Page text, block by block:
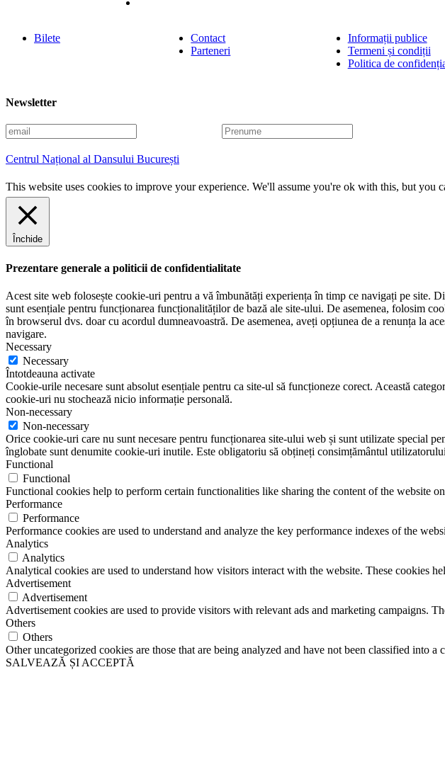
Bilete
Contact
Parteneri
Informații publice
Termeni și condiții
Politica de
Newsletter
E
m
a
i
l
P
r
u
m
Centrul Național al Dansului București
This website uses cookies to improve your experience. We'll assume you're ok with this, but you
Închide
Prezentare generale a politicii de confidentialitate
Acest site web folosește cookie-uri pentru a vă îmbunătăți experiența în timp ce navigați pe site.
sunt esențiale pentru funcționarea funcționalităților de bază ale site-ului. De asemenea, folosim
în browserul dvs. doar cu acordul dumneavoastră. De asemenea, aveți opțiunea de a renunța la
navigare.
Necessary
Necessary
Întotdeauna activate
Cookie-urile necesare sunt absolut esențiale pentru ca site-ul să funcționeze corect. Această
cookie-uri nu stochează nicio informație personală.
Non-necessary
Non-necessary
Orice cookie-uri care nu sunt necesare pentru funcționarea site-ului web și sunt utilizate special
înglobate sunt denumite cookie-uri inutile. Este obligatoriu să obțineți consimțământul
Functional
Functional
Functional cookies help to perform certain functionalities like sharing the content of the website
Performance
Performance
Performance cookies are used to understand and analyze the key performance indexes of the
Analytics
Analytics
Analytical cookies are used to understand how visitors interact with the website. These cookies
Advertisement
Advertisement
Advertisement cookies are used to provide visitors with relevant ads and marketing campaigns.
Others
Others
Other uncategorized cookies are those that are being analyzed and have not been classified into a
SALVEAZĂ ȘI ACCEPTĂ